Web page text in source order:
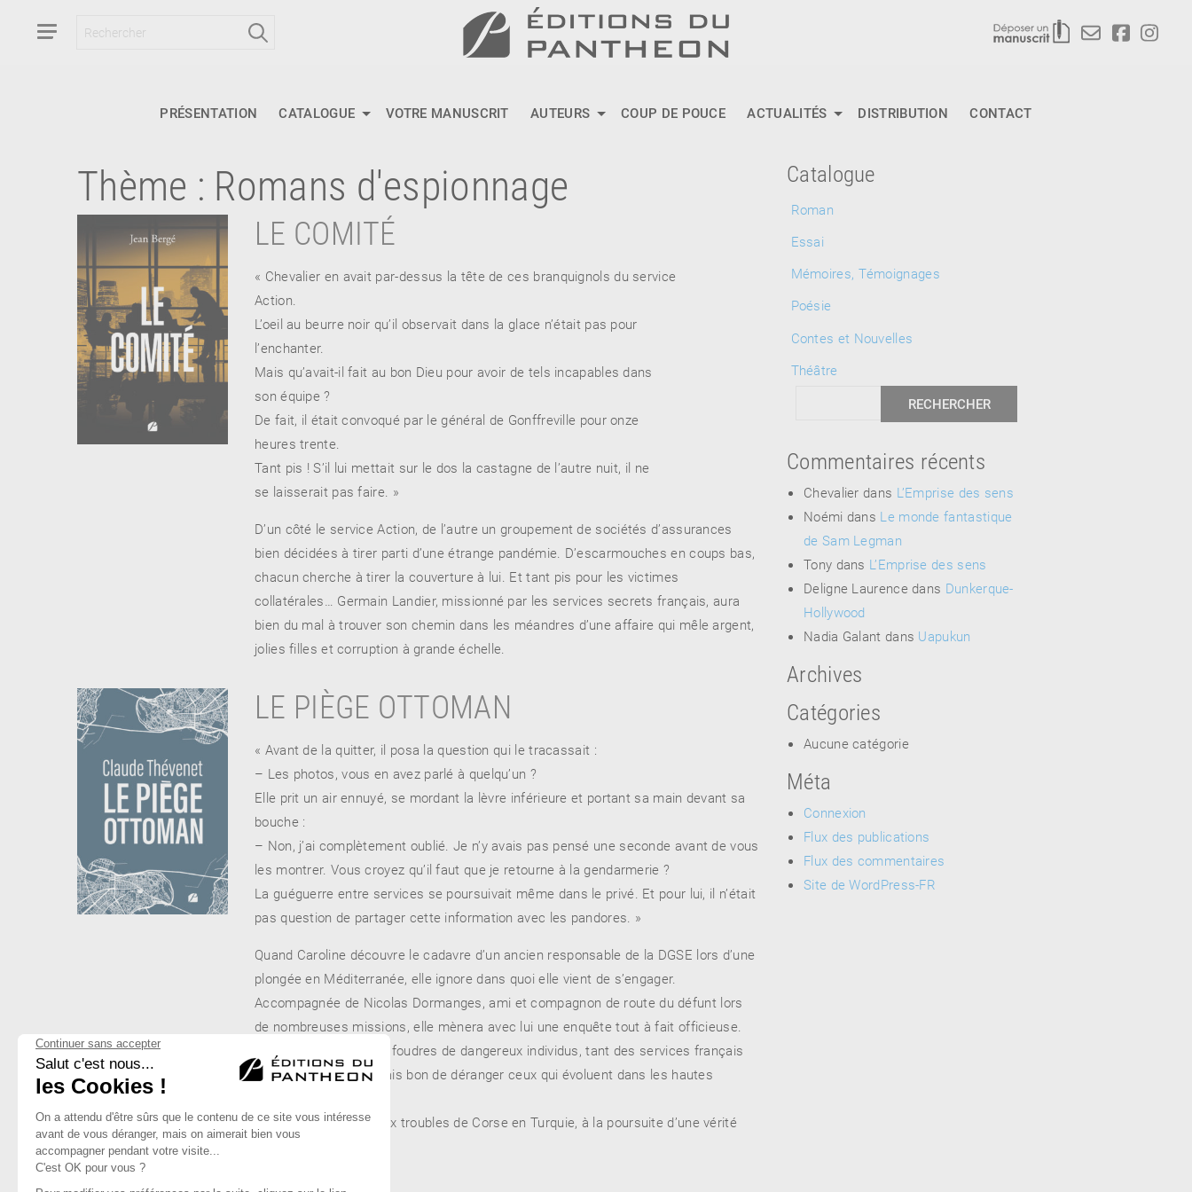
RETOUR
À PARAÎTRE
RETOUR
RETOUR
PRÉSENTATION CATALOGUE VOTRE MANUSCRIT AUTEURS COUP DE POUCE ACTUALITÉS DISTRIBUTION CONTACT
Thème : Romans d'espionnage
LE COMITÉ
« Chevalier en avait par-dessus la tête de ces branquignols du service
Action.
L’oeil au beurre noir qu’il observait dans la glace n’était pas pour
l’enchanter.
Mais qu’avait-il fait au bon Dieu pour avoir de tels incapables dans
son équipe ?
De fait, il était convoqué par le général de Gonffreville pour onze
heures trente.
Tant pis ! S’il lui mettait sur le dos la castagne de l’autre nuit, il ne
se laisserait pas faire. »
D’un côté le service Action, de l’autre un groupement de sociétés d’assurances
bien décidées à tirer parti d’une étrange pandémie. D’escarmouches en coups bas,
chacun cherche à tirer la couverture à lui. Et tant pis pour les victimes
collatérales… Germain Landier, missionné par les services secrets français, aura
bien du mal à trouver son chemin dans les méandres d’une affaire qui mêle argent,
jolies filles et corruption à grande échelle.
LE PIÈGE OTTOMAN
« Avant de la quitter, il posa la question qui le tracassait :
– Les photos, vous en avez parlé à quelqu’un ?
Elle prit un air ennuyé, se mordant la lèvre inférieure et portant sa main devant sa
bouche :
– Non, j’ai complètement oublié. Je n’y avais pas pensé une seconde avant de vous
les montrer. Vous croyez qu’il faut que je retourne à la gendarmerie ?
La guéguerre entre services se poursuivait même dans le privé. Et pour lui, il n’était
pas question de partager cette information avec les pandores. »
Quand Caroline découvre le cadavre d’un ancien responsable de la DGSE lors d’une
plongée en Méditerranée, elle ignore dans quoi elle vient de s’engager.
Accompagnée de Nicolas Dormanges, ami et compagnon de route du défunt lors
de nombreuses missions, elle mènera avec lui une enquête tout à fait officieuse.
De quoi leur attirer les foudres de dangereux individus, tant des services français
que turcs. Il n’est jamais bon de déranger ceux qui évoluent dans les hautes
Une immersion en eaux troubles de Corse en Turquie, à la poursuite d’une vérité
Catalogue
Roman
Essai
Mémoires, Témoignages
Poésie
Contes et Nouvelles
Théâtre
Commentaires récents
Chevalier dans L’Emprise des sens
Noémi dans Le monde fantastique
de Sam Legman
Tony dans L’Emprise des sens
Deligne Laurence dans Dunkerque-
Hollywood
Nadia Galant dans Uapukun
Archives
Catégories
Aucune catégorie
Méta
Connexion
Flux des publications
Flux des commentaires
Site de WordPress-FR